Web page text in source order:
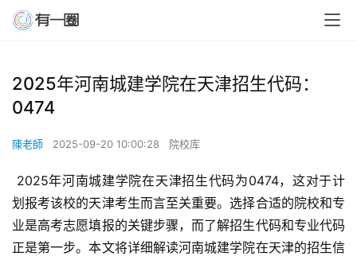
2025年河南城建学院在天津招生代码：
0474
陳老師 2025-09-20 10:00:28 院校库
划报考该校的天津考生而言至关重要。选择合适的院校和专
业是高考志愿填报的关键步骤，而了解招生代码和专业代码
正是第一步。本文将详细解读河南城建学院在天津的招生信